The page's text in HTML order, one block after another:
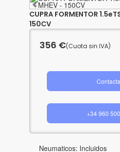
CUPRA FORMENTOR
150CV
356 €(Cuota sin IVA)
+34 960
Neumaticos: Incluidos